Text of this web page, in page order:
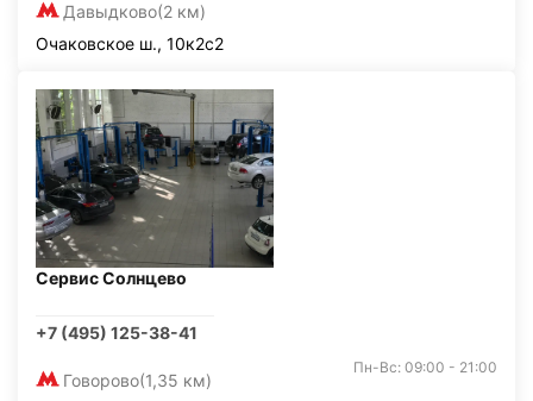
Давыдково(2 км)
Очаковское ш., 10к2с2
Сервис Солнцево
+7 (495) 125-38-41
Говорово(1,35 км)
Пн-Вс: 09:00 - 21:00